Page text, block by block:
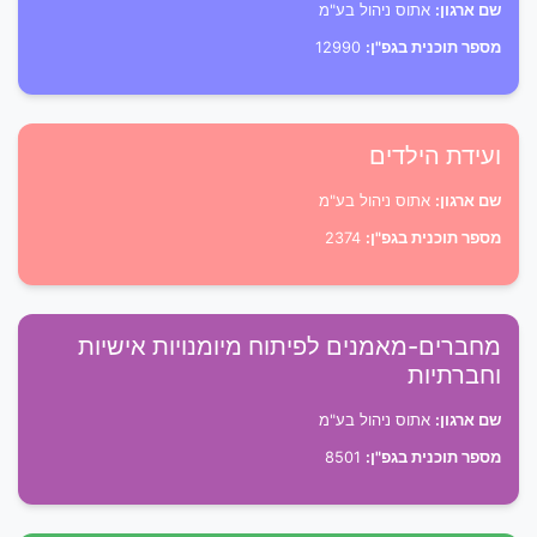
שם ארגון: אתוס ניהול בע"מ
מספר תוכנית בגפ"ן:
ועידת הילדים
שם ארגון: אתוס ניהול בע"מ
מספר תוכנית בגפ"ן:
מחברים-מאמנים לפיתוח מיומנויות אישיות
וחברתיות
שם ארגון: אתוס ניהול בע"מ
מספר תוכנית בגפ"ן: